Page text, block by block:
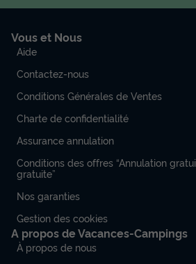
Meilleur prix pour 7 nuits
Modifier les dates
Voir les
Vous et Nous
Aide
Contactez-nous
Conditions Générales de Ventes
Charte de confidentialité
Assurance annulation
Conditions des offres “Annulation
gratuite”
Nos garanties
Gestion des cookies
A propos de Vacances-Campings
À propos de nous